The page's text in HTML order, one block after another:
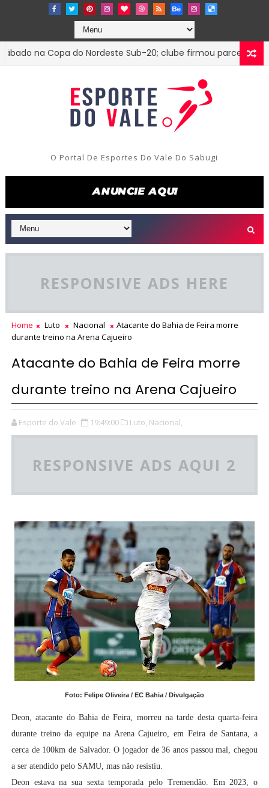
na Copa do Nordeste Sub-20; clube firmou parceria com o
O Portal De Esportes Do Vale Do Sabugi
RESPONSIVE ADS HERE
Home Luto Nacional
Atacante do Bahia de Feira morre
durante treino na Arena Cajueiro
Atacante do Bahia de Feira morre
durante treino na Arena Cajueiro
Esporte do Vale 19:49:00 Luto, Nacional,
RESPONSIVE ADS AQUI 2
Foto: Felipe Oliveira / EC Bahia / Divulgação
Deon, atacante do Bahia de Feira, morreu na tarde desta quarta-feira
durante treino da equipe na Arena Cajueiro, em Feira de Santana, a
cerca de 100km de Salvador. O jogador de 36 anos passou mal, chegou
a ser atendido pelo SAMU, mas não resistiu.
Deon estava na sua sexta temporada pelo Tremendão. Em 2023, o